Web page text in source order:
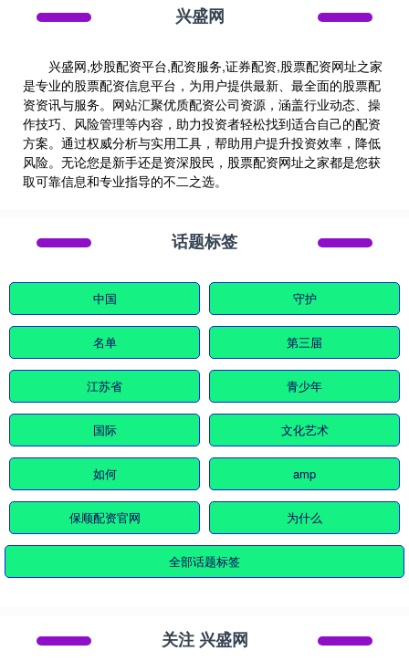
兴盛网
兴盛网,炒股配资平台,配资服务,证券配资,股票配资网址之家
是专业的股票配资信息平台，为用户提供最新、最全面的股票配
资资讯与服务。网站汇聚优质配资公司资源，涵盖行业动态、操
作技巧、风险管理等内容，助力投资者轻松找到适合自己的配资
方案。通过权威分析与实用工具，帮助用户提升投资效率，降低
风险。无论您是新手还是资深股民，股票配资网址之家都是您获
取可靠信息和专业指导的不二之选。
话题标签
中国 守护
名单 第三届
江苏省 青少年
国际 文化艺术
如何 amp
保顺配资官网 为什么
全部话题标签
关注 兴盛网